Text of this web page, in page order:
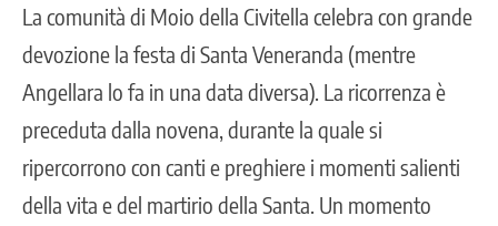
La comunità di Moio della Civitella celebra con grande
devozione la festa di Santa Veneranda (mentre
Angellara lo fa in una data diversa). La ricorrenza è
preceduta dalla novena, durante la quale si
ripercorrono con canti e preghiere i momenti salienti
della vita e del martirio della Santa. Un momento